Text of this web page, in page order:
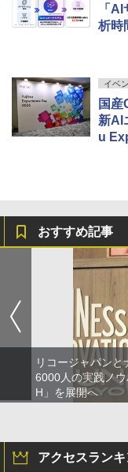
「
析時
イベ
国
新AI
u
おすすめ記事
リコージャパン
6000人の実践ノ
H」を展開へ
アクセスラン